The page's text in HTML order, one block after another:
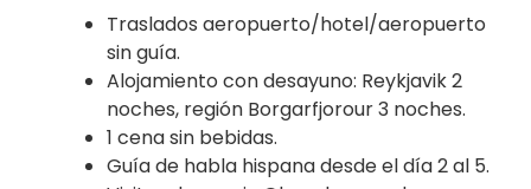
Traslados aeropuerto/hotel/aeropuerto
sin guía.
Alojamiento con desayuno: Reykjavik 2
noches, región Borgarfjorour 3 noches.
1 cena sin bebidas.
Guía de habla hispana desde el día 2 al 5.